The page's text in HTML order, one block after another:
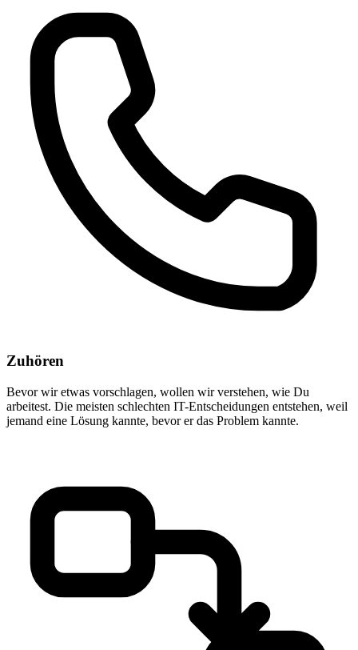
Zuhören
Bevor wir etwas vorschlagen, wollen wir verstehen, wie Du
arbeitest. Die meisten schlechten IT-Entscheidungen entstehen, weil
jemand eine Lösung kannte, bevor er das Problem kannte.